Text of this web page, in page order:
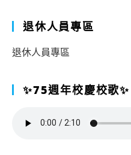
退休人員專區
退休人員專區
✨75週年校慶校歌✨